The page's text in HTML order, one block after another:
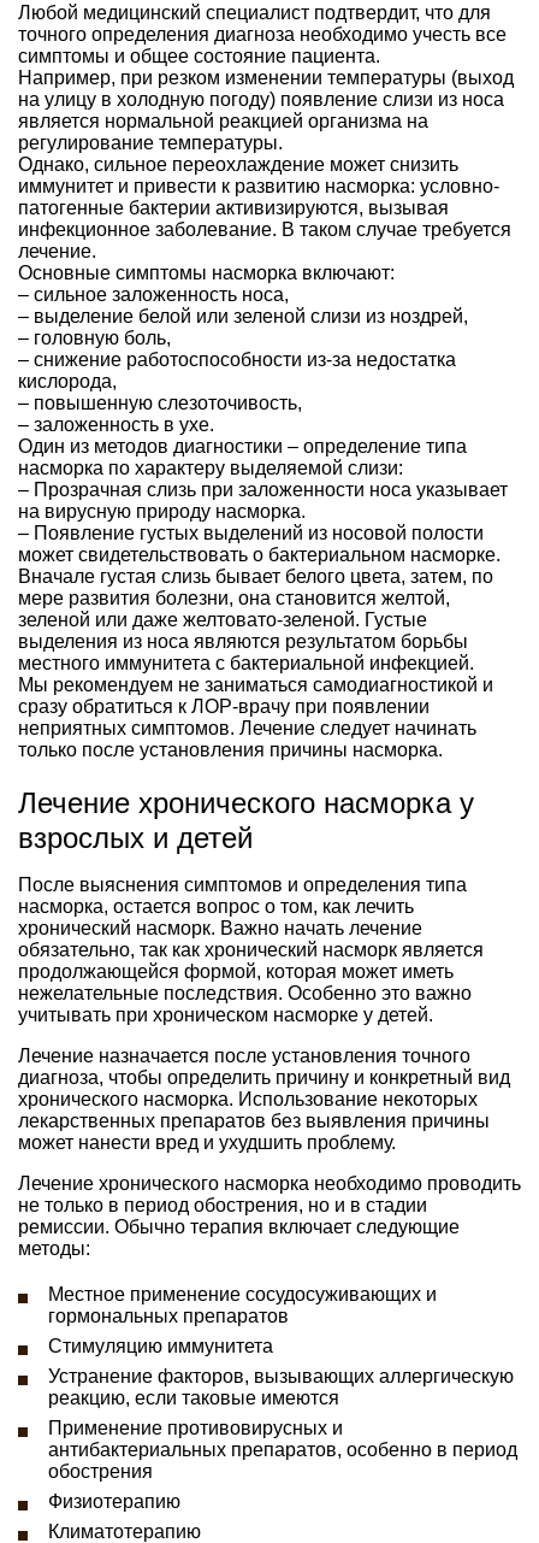
Любой медицинский специалист подтвердит, что для
точного определения диагноза необходимо учесть все
симптомы и общее состояние пациента.
Например, при резком изменении температуры (выход
на улицу в холодную погоду) появление слизи из носа
является нормальной реакцией организма на
регулирование температуры.
Однако, сильное переохлаждение может снизить
иммунитет и привести к развитию насморка: условно-
патогенные бактерии активизируются, вызывая
инфекционное заболевание. В таком случае требуется
лечение.
Основные симптомы насморка включают:
– сильное заложенность носа,
– выделение белой или зеленой слизи из ноздрей,
– головную боль,
– снижение работоспособности из-за недостатка
кислорода,
– повышенную слезоточивость,
– заложенность в ухе.
Один из методов диагностики – определение типа
насморка по характеру выделяемой слизи:
– Прозрачная слизь при заложенности носа указывает
на вирусную природу насморка.
– Появление густых выделений из носовой полости
может свидетельствовать о бактериальном насморке.
Вначале густая слизь бывает белого цвета, затем, по
мере развития болезни, она становится желтой,
зеленой или даже желтовато-зеленой. Густые
выделения из носа являются результатом борьбы
местного иммунитета с бактериальной инфекцией.
Мы рекомендуем не заниматься самодиагностикой и
сразу обратиться к ЛОР-врачу при появлении
неприятных симптомов. Лечение следует начинать
только после установления причины насморка.
Лечение хронического насморка у
взрослых и детей
После выяснения симптомов и определения типа
насморка, остается вопрос о том, как лечить
хронический насморк. Важно начать лечение
обязательно, так как хронический насморк является
продолжающейся формой, которая может иметь
нежелательные последствия. Особенно это важно
учитывать при хроническом насморке у детей.
Лечение назначается после установления точного
диагноза, чтобы определить причину и конкретный вид
хронического насморка. Использование некоторых
лекарственных препаратов без выявления причины
может нанести вред и ухудшить проблему.
Лечение хронического насморка необходимо проводить
не только в период обострения, но и в стадии
ремиссии. Обычно терапия включает следующие
методы:
Местное применение сосудосуживающих и
гормональных препаратов
Стимуляцию иммунитета
Устранение факторов, вызывающих аллергическую
реакцию, если таковые имеются
Применение противовирусных и
антибактериальных препаратов, особенно в период
обострения
Физиотерапию
Климатотерапию